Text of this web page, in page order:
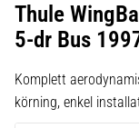
Thule
5-dr Bus
Komplett
körning, enkel